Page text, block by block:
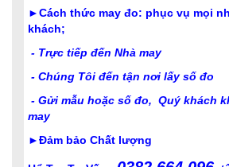
►Cách thức may đo: phục vụ mọi
khách;
- Trực tiếp đến Nhà may
- Chúng Tôi đến tận nơi lấy số đo
- Gửi mẫu hoặc số đo, Quý khách
may
►Đảm bảo Chất lượng